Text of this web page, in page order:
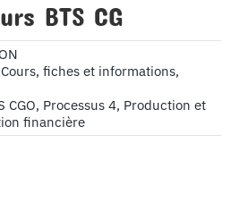
BTS CG
Cours, fiches et informations,
CGO, Processus 4, Production et
financière